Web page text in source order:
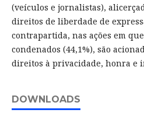
(veículos e jornalistas),
direitos de liberdade de
contrapartida, nas ações em
condenados (44,1%), são
direitos à privacidade, honra e
DOWNLOADS